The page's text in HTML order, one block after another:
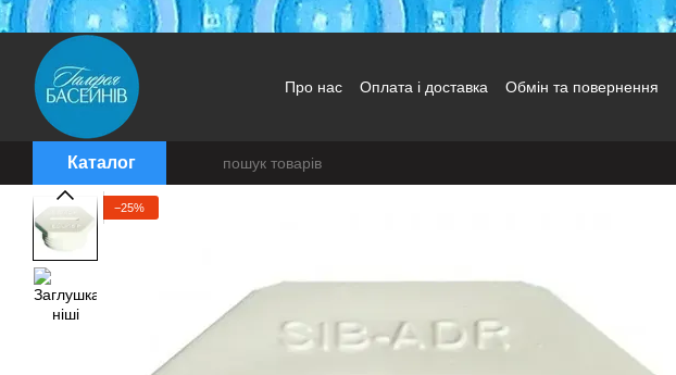
Перейти до основного контенту
Про нас Оплата і доставка Обмін та повернення
Каталог
−25%